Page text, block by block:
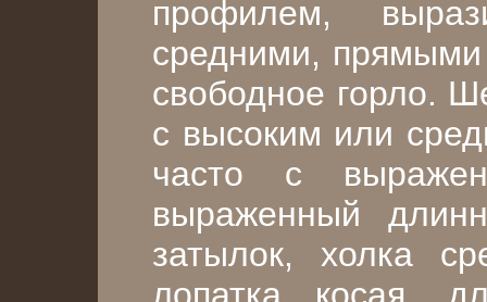
профилем,
средними,
свободное горло.
с высоким или
часто с
выраженный
затылок, холка